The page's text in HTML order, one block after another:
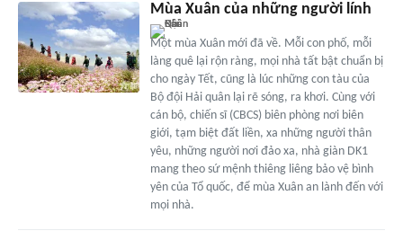
Mùa Xuân của những người lính
Một mùa Xuân mới đã về. Mỗi con phố, mỗi
làng quê lại rộn ràng, mọi nhà tất bật chuẩn bị
cho ngày Tết, cũng là lúc những con tàu của
Bộ đội Hải quân lại rẽ sóng, ra khơi. Cùng với
cán bộ, chiến sĩ (CBCS) biên phòng nơi biên
giới, tạm biệt đất liền, xa những người thân
yêu, những người nơi đảo xa, nhà giàn DK1
mang theo sứ mệnh thiêng liêng bảo vệ bình
yên của Tổ quốc, để mùa Xuân an lành đến với
mọi nhà.